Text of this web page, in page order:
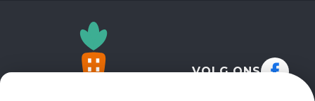
VOLG ONS